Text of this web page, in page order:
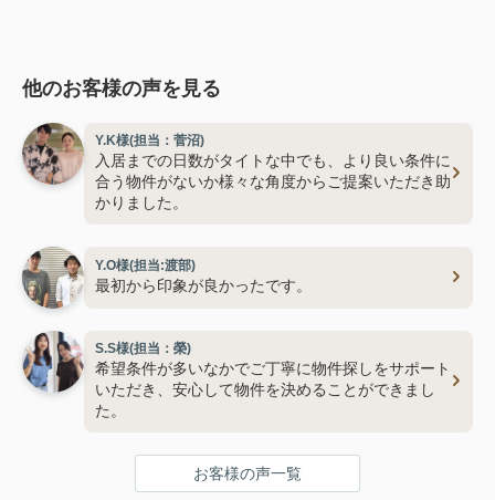
他のお客様の声を見る
Y.K様(担当：菅沼)
入居までの日数がタイトな中でも、より良い条件に
合う物件がないか様々な角度からご提案いただき助
かりました。
Y.O様(担当:渡部)
最初から印象が良かったです。
S.S様(担当：榮)
希望条件が多いなかでご丁寧に物件探しをサポート
いただき、安心して物件を決めることができまし
た。
お客様の声一覧